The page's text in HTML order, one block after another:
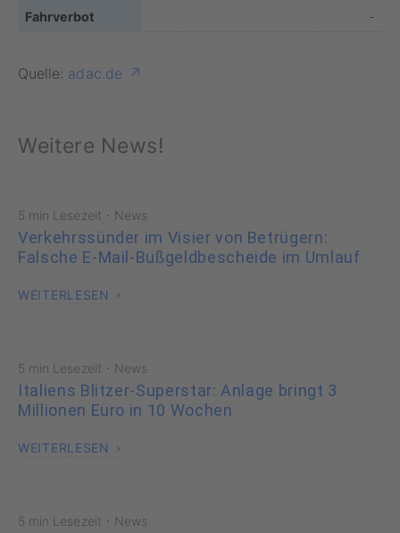
-
Quelle: adac.de
Weitere News!
5 min Lesezeit · News
Verkehrssünder im Visier von Betrügern:
Falsche E-Mail-Bußgeldbescheide im Umlauf
WEITERLESEN
5 min Lesezeit · News
Italiens Blitzer-Superstar: Anlage bringt 3
Millionen Euro in 10 Wochen
WEITERLESEN
5 min Lesezeit · News